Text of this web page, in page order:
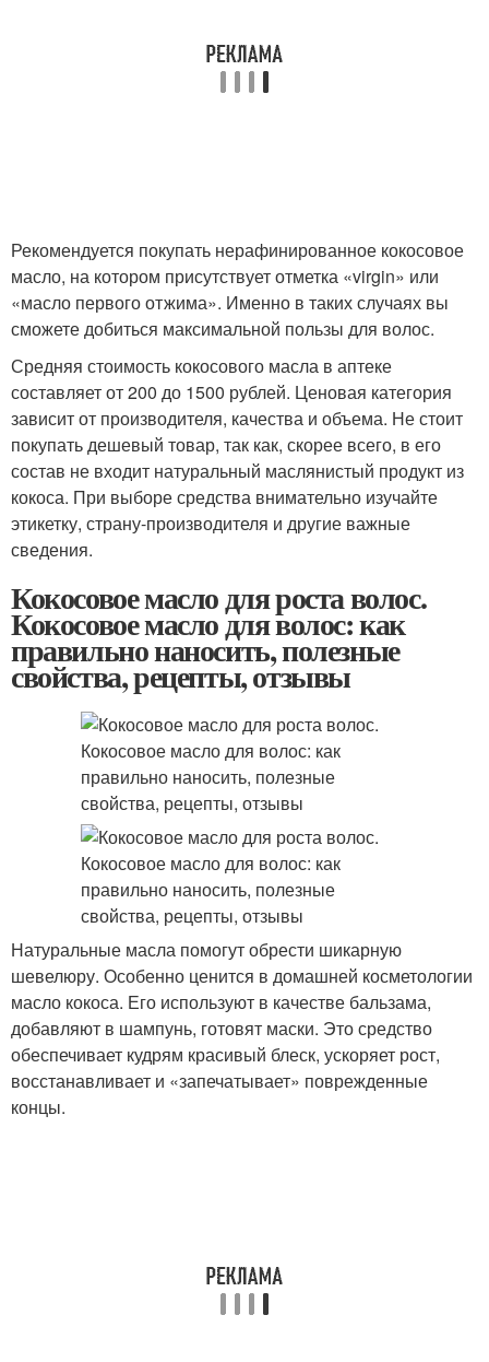
Рекомендуется покупать нерафинированное кокосовое
масло, на котором присутствует отметка «virgin» или
«масло первого отжима». Именно в таких случаях вы
сможете добиться максимальной пользы для волос.
Средняя стоимость кокосового масла в аптеке
составляет от 200 до 1500 рублей. Ценовая категория
зависит от производителя, качества и объема. Не стоит
покупать дешевый товар, так как, скорее всего, в его
состав не входит натуральный маслянистый продукт из
кокоса. При выборе средства внимательно изучайте
этикетку, страну-производителя и другие важные
сведения.
Кокосовое масло для роста волос.
Кокосовое масло для волос: как
правильно наносить, полезные
свойства, рецепты, отзывы
Натуральные масла помогут обрести шикарную
шевелюру. Особенно ценится в домашней косметологии
масло кокоса. Его используют в качестве бальзама,
добавляют в шампунь, готовят маски. Это средство
обеспечивает кудрям красивый блеск, ускоряет рост,
восстанавливает и «запечатывает» поврежденные
концы.